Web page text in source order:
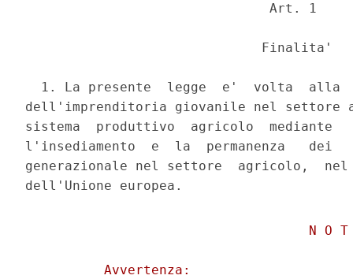
                               Art. 1
                              Finalita'
1. La presente  legge  e'  volta  alla
dell'imprenditoria giovanile nel
sistema  produttivo  agricolo
l'insediamento  e  la  permanenza
generazionale nel settore  agricolo,
N O
          Avvertenza: